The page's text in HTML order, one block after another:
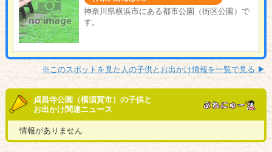
神奈川県横浜市にある都市公園（街区公園）で
す。
※このスポットを見た人の子供とお出かけ情報を一覧で見る ▶︎
貞昌寺公園（横須賀市）の子供と
お出かけ関連ニュース
情報がありません